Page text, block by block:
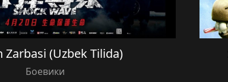
Zarbasi (Uzbek Tilida)
Боевики